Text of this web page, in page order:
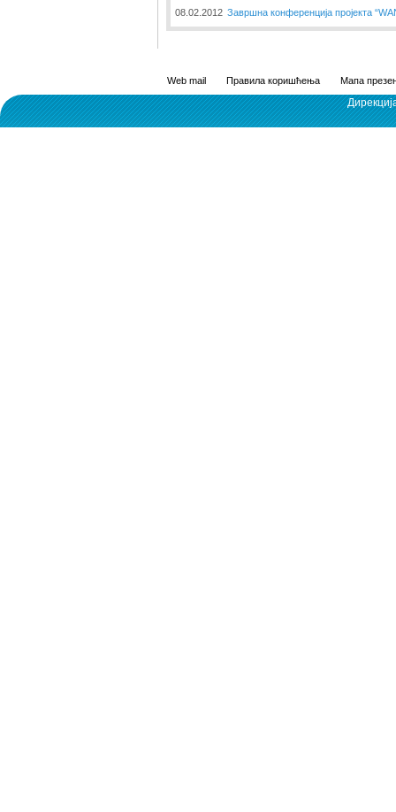
08.02.2012 Завршна конференција пројекта
Web mail Правила коришћења Мапа